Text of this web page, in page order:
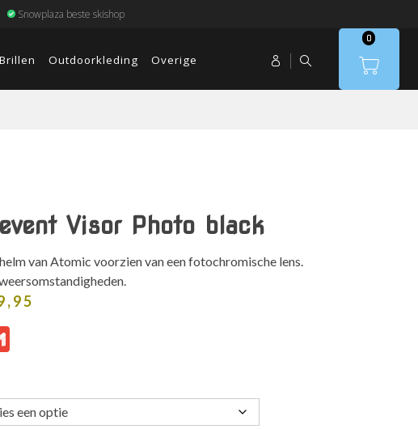
Snowplaza beste skishop
Brillen Outdoorkleding Overige
0
Visor Photo black
van Atomic voorzien van een fotochromische lens.
Gmail